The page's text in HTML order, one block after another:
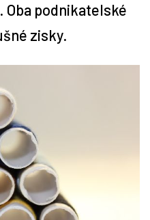
Oba podnikatelské
zisky.